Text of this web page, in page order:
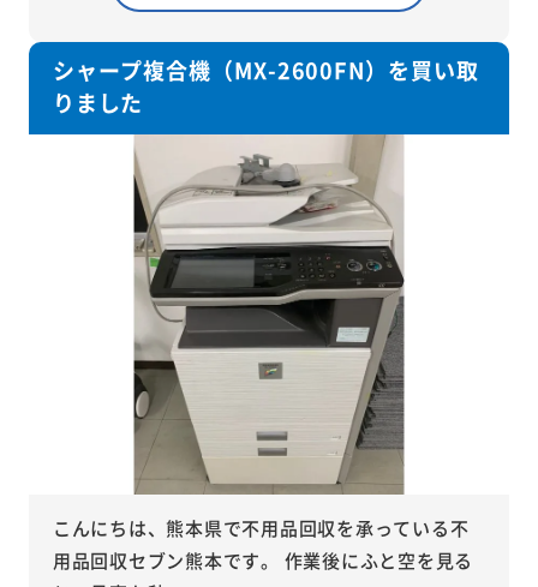
シャープ複合機（MX-2600FN）を買い取
りました
こんにちは、熊本県で不用品回収を承っている不
用品回収セブン熊本です。 作業後にふと空を見る